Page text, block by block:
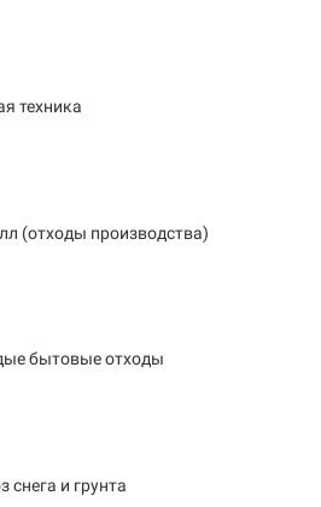
техника
(отходы производства)
бытовые отходы
снега и грунта